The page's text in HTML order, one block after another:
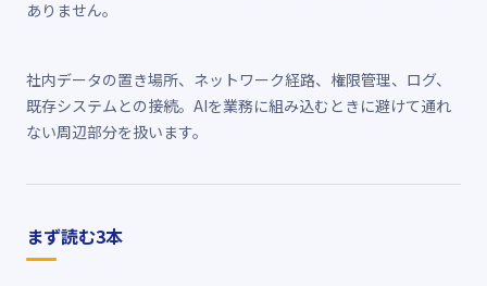
ありません。
社内データの置き場所、ネットワーク経路、権限管理、ログ、
既存システムとの接続。AIを業務に組み込むときに避けて通れ
ない周辺部分を扱います。
まず読む3本